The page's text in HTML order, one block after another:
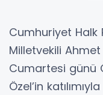
Cumhuriyet Halk
Milletvekili
Cumartesi günü
Özel’in